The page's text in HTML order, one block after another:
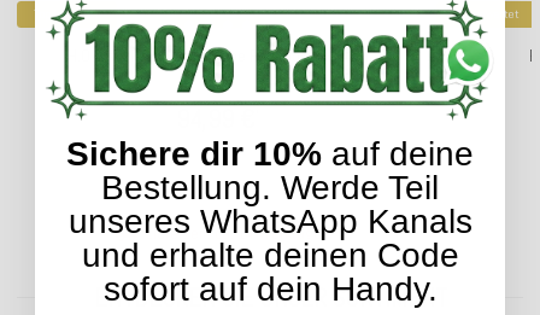
Top bewertet
H.O.C.K. Livigno Bean Cube Pouf 55x55x35cm
Lieferzeit: ca. 14 Werktage
Top bewertet
ENTDECKEN SIE UNSER SORTIMENT
Sichere dir 10% auf deine
Bestellung. Werde Teil
unseres WhatsApp Kanals
und erhalte deinen Code
sofort auf dein Handy.